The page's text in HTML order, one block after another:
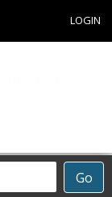
LOGIN
Go